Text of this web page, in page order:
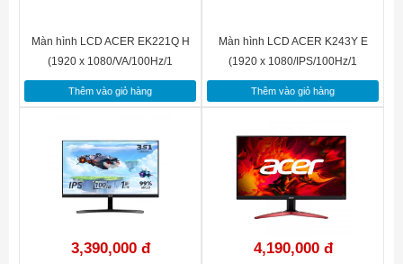
Màn hình LCD ACER EK221Q H
(1920 x 1080/VA/100Hz/1
ms/FreeSync)
Thêm vào giỏ hàng
Màn hình LCD ACER K243Y E
(1920 x 1080/IPS/100Hz/1
ms/FreeSync)
Thêm vào giỏ hàng
3,390,000 đ 4,190,000 đ